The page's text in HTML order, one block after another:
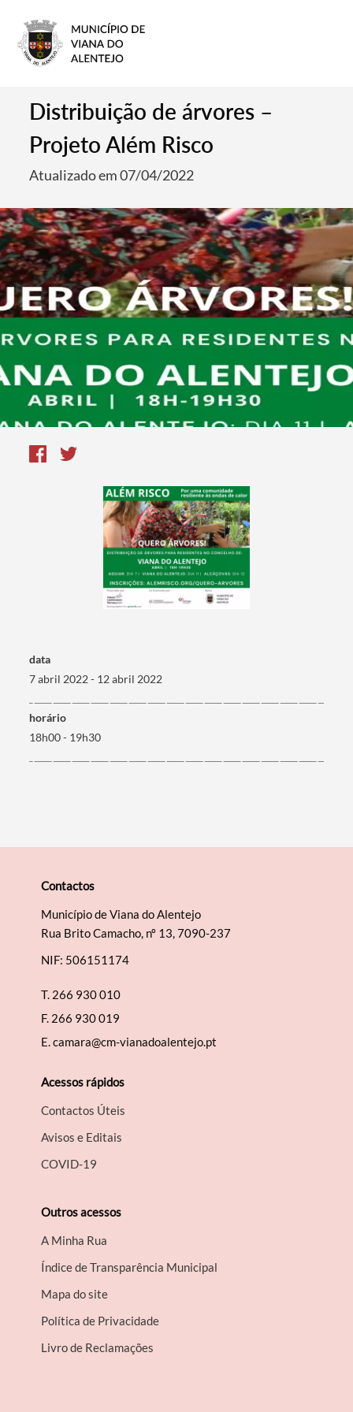
Termo de Pesquisa
Filtros
Distribuição de árvores –
Projeto Além Risco
Atualizado em 07/04/2022
data
7 abril 2022 - 12 abril 2022
horário
18h00 - 19h30
Contactos
Município de Viana do Alentejo
Rua Brito Camacho, nº 13, 7090-237
NIF: 506151174
T. 266 930 010
F. 266 930 019
E.camara@cm-vianadoalentejo.pt
Acessos rápidos
Contactos Úteis
Avisos e Editais
COVID-19
Outros acessos
A Minha Rua
Índice de Transparência Municipal
Mapa do site
Política de Privacidade
Livro de Reclamações